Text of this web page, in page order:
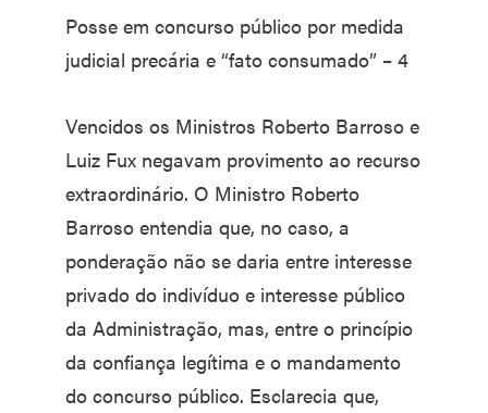
Posse em concurso público por medida
judicial precária e “fato consumado” – 4
Vencidos os Ministros Roberto Barroso e
Luiz Fux negavam provimento ao recurso
extraordinário. O Ministro Roberto
Barroso entendia que, no caso, a
ponderação não se daria entre interesse
privado do indivíduo e interesse público
da Administração, mas, entre o princípio
da confiança legítima e o mandamento
do concurso público. Esclarecia que,